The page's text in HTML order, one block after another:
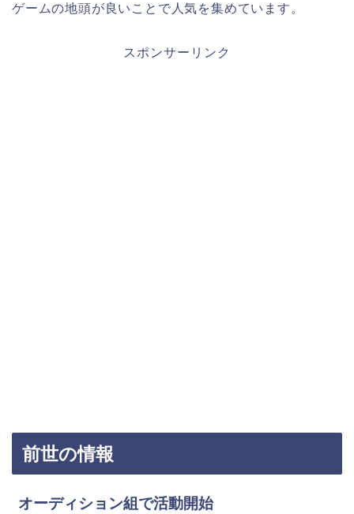
ゲームの地頭が良いことで人気を集めています。
スポンサーリンク
前世の情報
オーディション組で活動開始